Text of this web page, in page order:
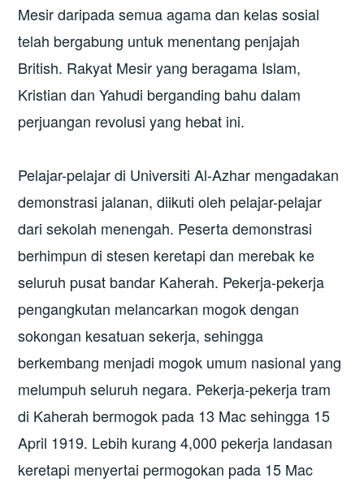
Mesir daripada semua agama dan kelas sosial
telah bergabung untuk menentang penjajah
British. Rakyat Mesir yang beragama Islam,
Kristian dan Yahudi berganding bahu dalam
perjuangan revolusi yang hebat ini.
Pelajar-pelajar di Universiti Al-Azhar mengadakan
demonstrasi jalanan, diikuti oleh pelajar-pelajar
dari sekolah menengah. Peserta demonstrasi
berhimpun di stesen keretapi dan merebak ke
seluruh pusat bandar Kaherah. Pekerja-pekerja
pengangkutan melancarkan mogok dengan
sokongan kesatuan sekerja, sehingga
berkembang menjadi mogok umum nasional yang
melumpuh seluruh negara. Pekerja-pekerja tram
di Kaherah bermogok pada 13 Mac sehingga 15
April 1919. Lebih kurang 4,000 pekerja landasan
keretapi menyertai permogokan pada 15 Mac